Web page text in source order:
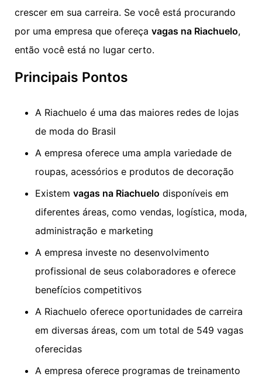
crescer em sua carreira. Se você está procurando
por uma empresa que ofereça vagas na Riachuelo,
então você está no lugar certo.
Principais Pontos
A Riachuelo é uma das maiores redes de lojas
de moda do Brasil
A empresa oferece uma ampla variedade de
roupas, acessórios e produtos de decoração
Existem vagas na Riachuelo disponíveis em
diferentes áreas, como vendas, logística, moda,
administração e marketing
A empresa investe no desenvolvimento
profissional de seus colaboradores e oferece
benefícios competitivos
A Riachuelo oferece oportunidades de carreira
em diversas áreas, com um total de 549 vagas
oferecidas
A empresa oferece programas de treinamento